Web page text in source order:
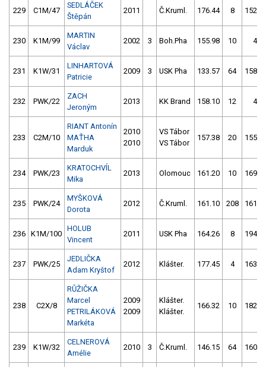
229 C1M/47
SEDLÁČEK
Štěpán
2011 Č.Kruml. 176.44 8
230 K1M/99
MARTIN
Václav
2002 3 Boh.Pha 155.98 10
231 K1W/31
LINHARTOVÁ
Patricie
2009 3 USK Pha 133.57 64
232 PWK/22
ZACH
Jeroným
2013 KK Brand 158.10 12
233 C2M/10
RIANT Antonín
MAŤHA
Marduk
2010
2010
VS Tábor
VS Tábor
157.38 20
234 PWK/23
KRATOCHVÍL
Mika
2013 Olomouc 161.20 10
235 PWK/24
MYŠKOVÁ
Dorota
2012 Č.Kruml. 161.10 208
236 K1M/100
HOLUB
Vincent
2011 USK Pha 164.26 8
237 PWK/25
JEDLIČKA
Adam Kryštof
2012 Klášter. 177.45 4
238 C2X/8
RŮŽIČKA
Marcel
PETRILÁKOVÁ
Markéta
2009
2009
Klášter.
Klášter.
166.32 10
239 K1W/32
CELNEROVÁ
Amélie
2010 3 Č.Kruml. 146.15 64